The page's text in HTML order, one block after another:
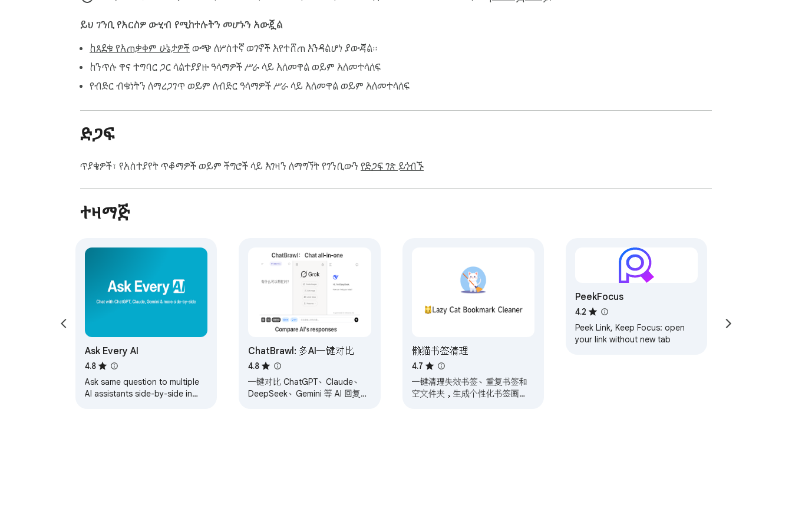
ይህ ገንቢ የእርስዎ ውሂብ የሚከተሉትን መሆኑን አውጇል
ከጸደቁ የአጠቃቀም ሁኔታዎች ውጭ ለሦስተኛ ወገኖች እየተሸጠ እንዳልሆነ ያውጃል።
ከንጥሉ ዋና ተግባር ጋር ላልተያያዙ ዓላማዎች ሥራ ላይ አለመዋል ወይም አለመተላለፍ
የብድር ብቁነትን ለማረጋገጥ ወይም ለብድር ዓላማዎች ሥራ ላይ አለመዋል ወይም አለመተላለፍ
ድጋፍ
ጥያቄዎች፣ የአስተያየት ጥቆማዎች ወይም ችግሮች ላይ እገዛን ለማግኘት የገንቢውን የድጋፍ ገጽ ይጎብኙ
ተዛማጅ
Ask Every AI
4.8
Ask same question to multiple
AI assistants side-by-side in
ChatBrawl: 多AI一键对比
4.8
一键对比 ChatGPT、Claude、
DeepSeek、Gemini 等 AI 回复，
懒猫书签清理
4.7
一键清理失效书签、重复书签和
空文件夹，生成个性化书签画
PeekFocus
4.2
Peek Link, Keep Focus: open
your link without new tab